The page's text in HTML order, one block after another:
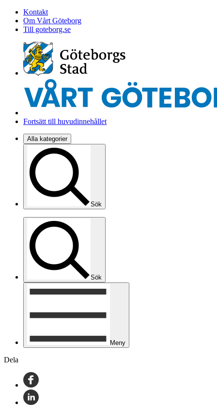
Kontakt
Om Vårt Göteborg
Till goteborg.se
Fortsätt till huvudinnehållet
Alla kategorier
Sök
Sök
Meny
Dela